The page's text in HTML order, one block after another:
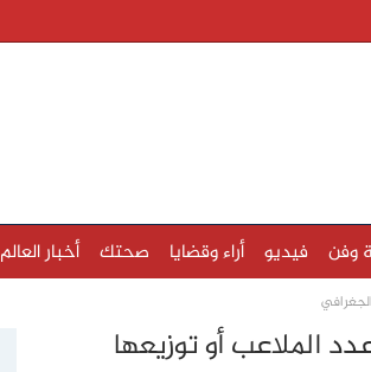
وفن فيديو أراء وقضايا صحتك أخبار العالم
عدد الملاعب أو توزيعها